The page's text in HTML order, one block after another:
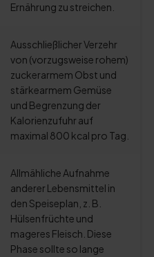
Ernährung zu streichen.
Ausschließlicher Verzehr
von (vorzugsweise rohem)
zuckerarmem Obst und
stärkearmem Gemüse
und Begrenzung der
Kalorienzufuhr auf
maximal 800 kcal pro Tag.
Allmähliche Aufnahme
anderer Lebensmittel in
den Speiseplan, z. B.
Hülsenfrüchte und
mageres Fleisch. Diese
Phase sollte so lange